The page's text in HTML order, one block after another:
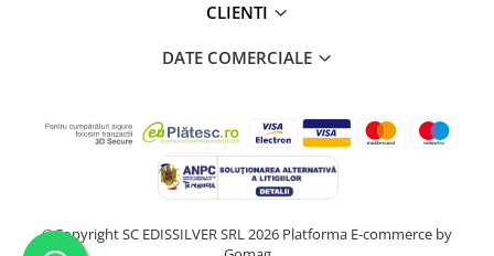
CLIENTI
DATE COMERCIALE
©Copyright SC EDISSILVER SRL 2026 Platforma E-commerce by